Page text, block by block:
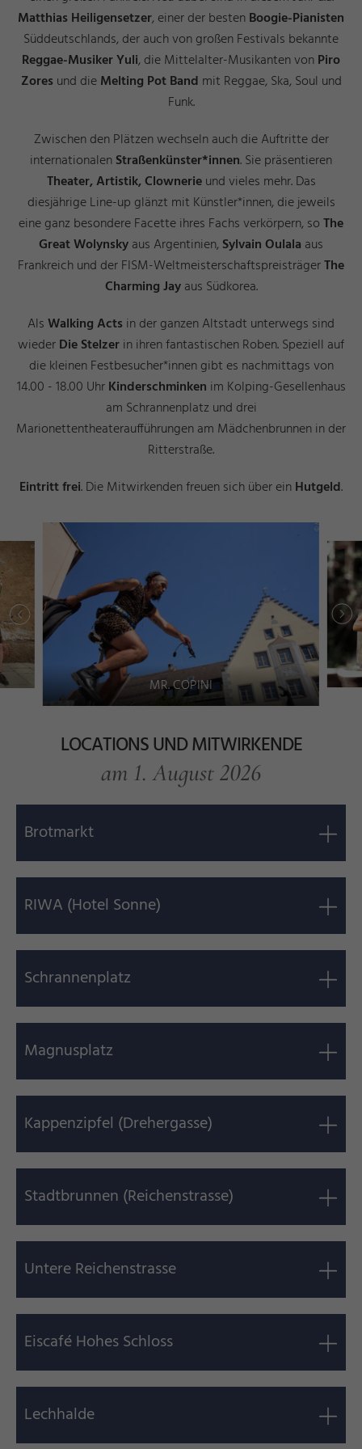
Matthias Heiligensetzer, einer der bestenBoogie-Pianisten
Süddeutschlands, der auch von großen Festivals bekannte
Reggae-Musiker Yuli, die Mittelalter-Musikanten vonPiro
Zores und dieMelting Pot Band mit Reggae, Ska, Soul und
Funk.
Zwischen den Plätzen wechseln auch die Auftritte der
internationalenStraßenkünster*innen. Sie präsentieren
Theater, Artistik, Clownerieund vieles mehr. Das
diesjährige Line-up glänzt mit Künstler*innen, die jeweils
eine ganz besondere Facette ihres Fachs verkörpern, soThe
Great Wolynskyaus Argentinien,Sylvain Oulala aus
Frankreich und der FISM-WeltmeisterschaftspreisträgerThe
Charming Jayaus Südkorea.
AlsWalking Acts in der ganzen Altstadt unterwegs sind
wiederDieStelzerin ihren fantastischen Roben. Speziell auf
die kleinen Festbesucher*innen gibt es nachmittags von
14.00 - 18.00 UhrKinderschminken im Kolping-Gesellenhaus
am Schrannenplatz und drei
Marionettentheateraufführungen am Mädchenbrunnen in der
Ritterstraße.
Eintritt frei. Die Mitwirkenden freuen sich über einHutgeld.
o
©
M
r.
C
o
pi
MR. COPINI
LOCATIONS UND MITWIRKENDE
am 1. August 2026
Brotmarkt
RIWA (Hotel Sonne)
Schrannenplatz
Magnusplatz
Kappenzipfel (Drehergasse)
Stadtbrunnen (Reichenstrasse)
Untere Reichenstrasse
Eiscafé Hohes Schloss
Lechhalde